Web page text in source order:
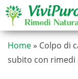
Vai
contenuto
Home » Colpo di
subito con rimedi